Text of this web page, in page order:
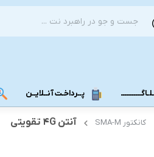
پــرداخـت آنــلایــن
کانکتور SMA-M
آنتن ۴G تقویتی